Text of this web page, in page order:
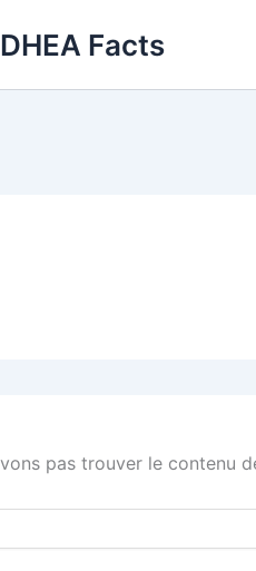
DHEA Facts
pas trouver le contenu